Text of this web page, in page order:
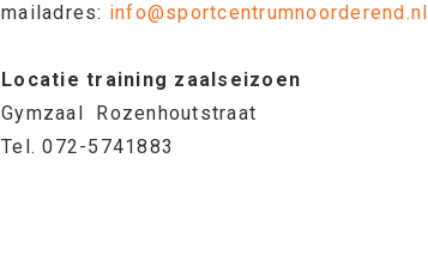
mailadres: info@sportcentrumnoorderend.nl
Locatie training zaalseizoen
Gymzaal Rozenhoutstraat
Tel. 072-5741883